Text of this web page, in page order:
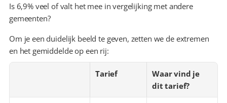
Is 6,9% veel of valt het mee in vergelijking met andere
gemeenten?
Om je een duidelijk beeld te geven, zetten we de extremen
en het gemiddelde op een rij:
Tarief
Waar vind je
dit tarief?